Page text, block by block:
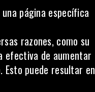
página específica
razones, como su
efectiva de aumentar
Esto puede resultar en